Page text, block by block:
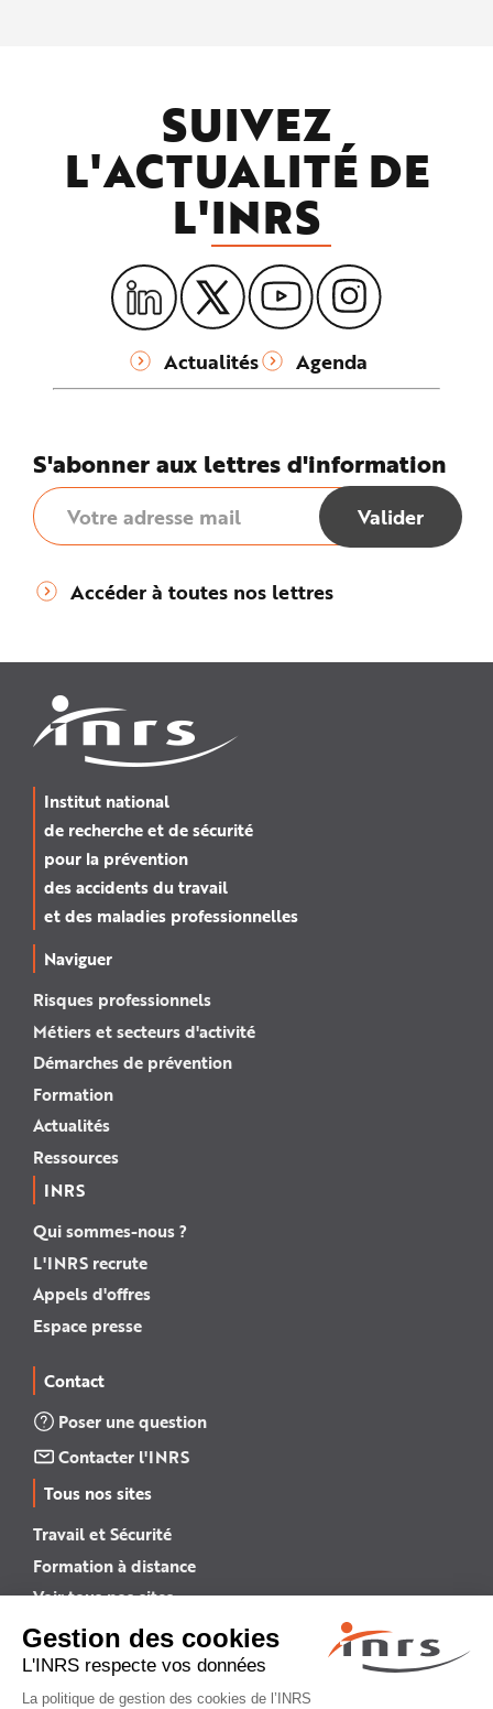
SUIVEZ
L'ACTUALITÉ DE
L'INRS
Actualités Agenda
S'abonner aux lettres d'information
Accéder à toutes nos lettres
Institut national
de recherche et de sécurité
pour la prévention
des accidents du travail
et des maladies professionnelles
Naviguer
Risques professionnels
Métiers et secteurs d'activité
Démarches de prévention
Formation
Actualités
Ressources
INRS
Qui sommes-nous ?
L'INRS recrute
Appels d'offres
Espace presse
Contact
Poser une question
Contacter l'INRS
Tous nos sites
Travail et Sécurité
Formation à distance
Voir tous nos sites →
INRS English